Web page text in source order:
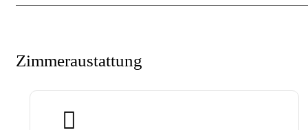
Zimmeraustattung